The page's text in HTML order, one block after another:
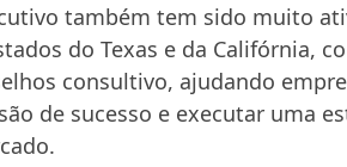
também tem sido muito
do Texas e da Califórnia,
consultivo, ajudando
de sucesso e executar uma